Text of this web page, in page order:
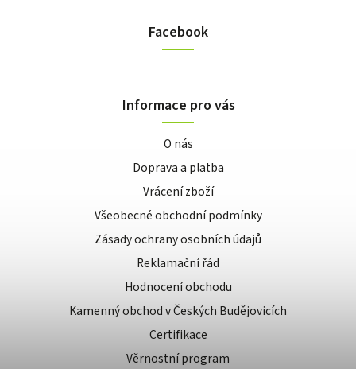
Facebook
Informace pro vás
O nás
Doprava a platba
Vrácení zboží
Všeobecné obchodní podmínky
Zásady ochrany osobních údajů
Reklamační řád
Hodnocení obchodu
Kamenný obchod v Českých Budějovicích
Certifikace
Věrnostní program